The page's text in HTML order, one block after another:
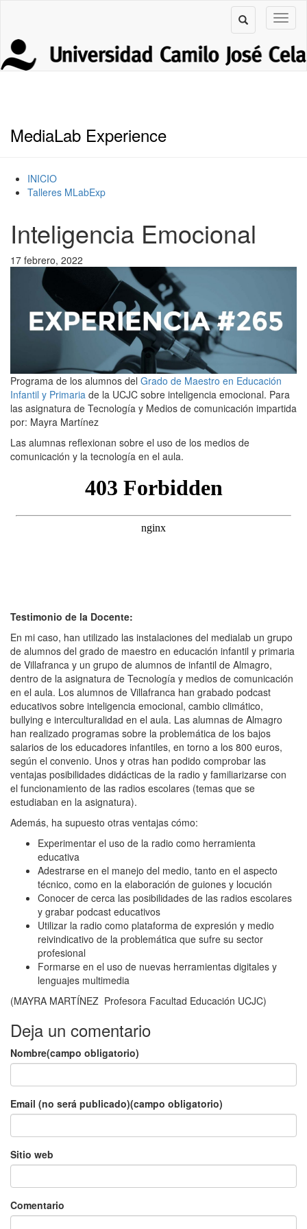
MediaLab Experience
INICIO
Talleres MLabExp
Inteligencia Emocional
17 febrero, 2022
Programa de los alumnos del Grado de Maestro en Educación
Infantil y Primaria de la UCJC sobre inteligencia emocional. Para
las asignatura de Tecnología y Medios de comunicación impartida
por: Mayra Martínez
Las alumnas reflexionan sobre el uso de los medios de
comunicación y la tecnología en el aula.
Testimonio de la Docente:
En mi caso, han utilizado las instalaciones del medialab un grupo
de alumnos del grado de maestro en educación infantil y primaria
de Villafranca y un grupo de alumnos de infantil de Almagro,
dentro de la asignatura de Tecnología y medios de comunicación
en el aula. Los alumnos de Villafranca han grabado podcast
educativos sobre inteligencia emocional, cambio climático,
bullying e interculturalidad en el aula. Las alumnas de Almagro
han realizado programas sobre la problemática de los bajos
salarios de los educadores infantiles, en torno a los 800 euros,
según el convenio. Unos y otras han podido comprobar las
ventajas posibilidades didácticas de la radio y familiarizarse con
el funcionamiento de las radios escolares (temas que se
estudiaban en la asignatura).
Además, ha supuesto otras ventajas cómo:
Experimentar el uso de la radio como herramienta
educativa
Adestrarse en el manejo del medio, tanto en el aspecto
técnico, como en la elaboración de guiones y locución
Conocer de cerca las posibilidades de las radios escolares
y grabar podcast educativos
Utilizar la radio como plataforma de expresión y medio
reivindicativo de la problemática que sufre su sector
profesional
Formarse en el uso de nuevas herramientas digitales y
lenguajes multimedia
(MAYRA MARTÍNEZ Profesora Facultad Educación UCJC)
Deja un comentario
Nombre(campo obligatorio)
Email (no será publicado)(campo obligatorio)
Sitio web
Comentario